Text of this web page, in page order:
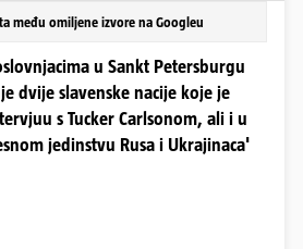
među omiljene izvore na Googleu
u Sankt Petersburgu
dvije slavenske nacije koje je
s Tucker Carlsonom, ali i u
jedinstvu Rusa i Ukrajinaca'